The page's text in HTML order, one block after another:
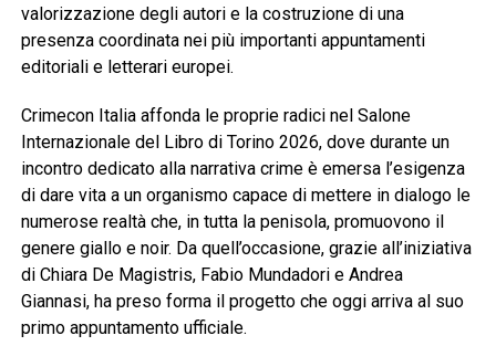
valorizzazione degli autori e la costruzione di una
presenza coordinata nei più importanti appuntamenti
editoriali e letterari europei.
Crimecon Italia affonda le proprie radici nel Salone
Internazionale del Libro di Torino 2026, dove durante un
incontro dedicato alla narrativa crime è emersa l’esigenza
di dare vita a un organismo capace di mettere in dialogo le
numerose realtà che, in tutta la penisola, promuovono il
genere giallo e noir. Da quell’occasione, grazie all’iniziativa
di Chiara De Magistris, Fabio Mundadori e Andrea
Giannasi, ha preso forma il progetto che oggi arriva al suo
primo appuntamento ufficiale.